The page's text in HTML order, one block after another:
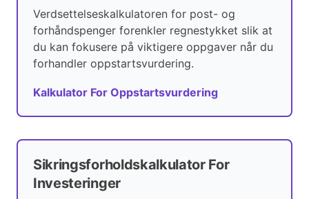
Verdsettelseskalkulatoren for post- og
forhåndspenger forenkler regnestykket slik at
du kan fokusere på viktigere oppgaver når du
forhandler oppstartsvurdering.
Kalkulator For Oppstartsvurdering
Sikringsforholdskalkulator For
Investeringer